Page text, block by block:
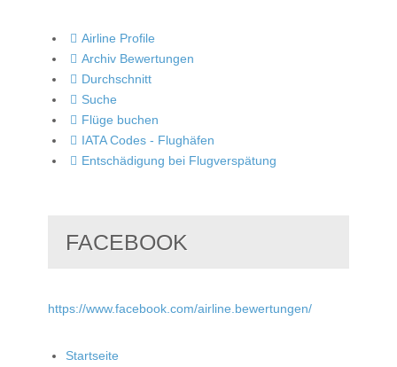
Airline Profile
Archiv Bewertungen
Durchschnitt
Suche
Flüge buchen
IATA Codes - Flughäfen
Entschädigung bei Flugverspätung
FACEBOOK
https://www.facebook.com/airline.bewertungen/
Startseite